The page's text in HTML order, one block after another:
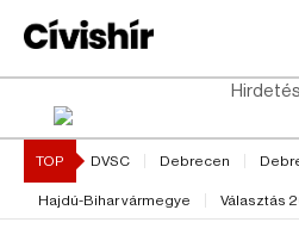
Hirdetés
TOP DVSC Debrecen
Hajdú-Bihar vármegye Választás